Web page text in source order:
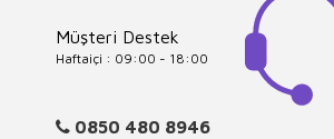
Müşteri Destek
Haftaiçi : 09:00 - 18:00
0850 480 8946